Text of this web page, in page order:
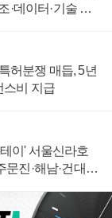
·데이터·기술 결
허분쟁 매듭, 5년
스비 지급
이' 서울신라호
문진·해남·건대로